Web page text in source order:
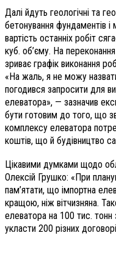
Далі йдуть геологічні та
бетонування фундаментів
вартість останніх робіт
куб. об’єму. На
зриває графік виконання
«На жаль, я не можу
погодився запросити для
елеватора», — зазначив
бути готовим до того, що
комплексу елеватора
коштів, що й будівництво
Цікавими думками щодо
Олексій Грушко: «При
пам’ятати, що імпортна
кращою, ніж вітчизняна.
елеватора на 100 тис. тонн
укласти 200 різних